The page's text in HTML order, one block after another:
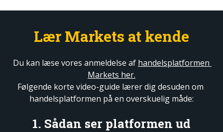
Lær Markets at kende
Du kan læse vores anmeldelse af handelsplatformen
Markets her.
Følgende korte video-guide lærer dig desuden om
handelsplatformen på en overskuelig måde:
1. Sådan ser platformen ud